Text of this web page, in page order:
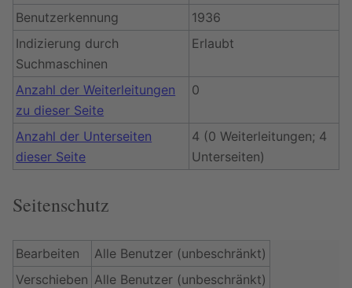
Benutzerkennung
1936
Indizierung durch
Suchmaschinen
Erlaubt
Anzahl der Weiterleitungen
zu dieser Seite
0
Anzahl der Unterseiten
dieser Seite
4 (0 Weiterleitungen; 4
Unterseiten)
Seitenschutz
Bearbeiten
Alle Benutzer (unbeschränkt)
Verschieben Alle Benutzer (unbeschränkt)